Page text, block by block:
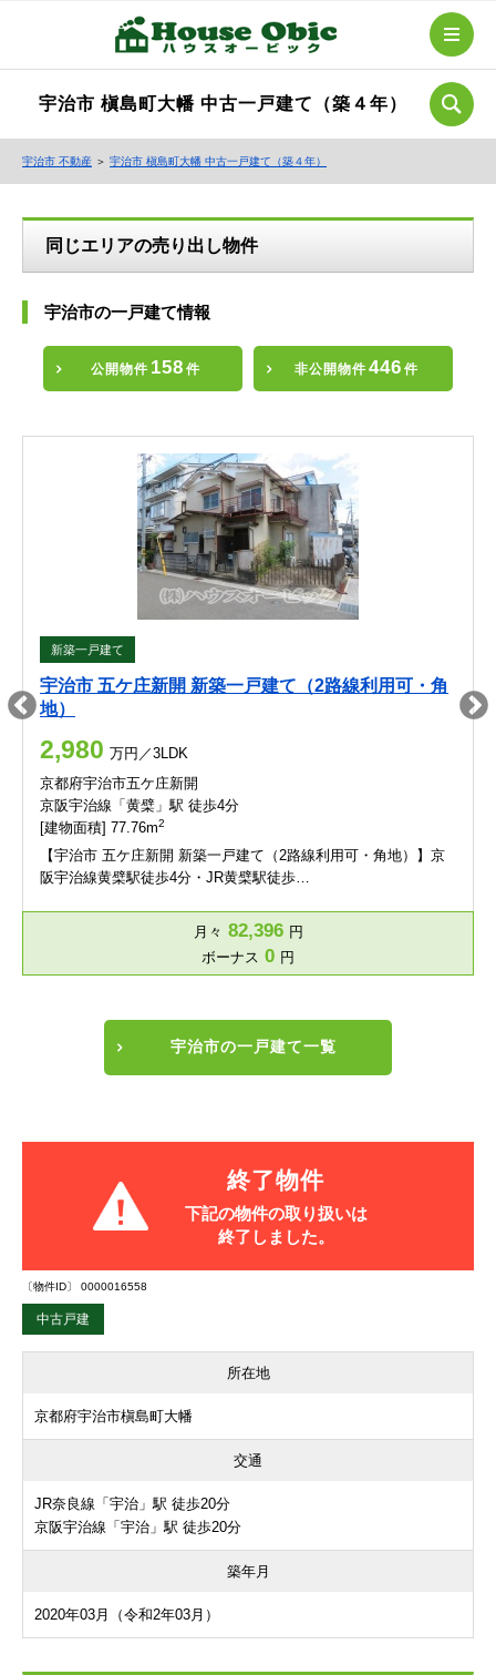
宇治市 槇島町大幡 中古一戸建て（築４年）
宇治市 不動産 ＞ 宇治市 槇島町大幡 中古一戸建て（築４年）
同じエリアの売り出し物件
宇治市の一戸建て情報
公開物件 158 件 非公開物件 446 件
新築一戸建て
宇治市 五ケ庄新開 新築一戸建て（2路線利用可・角
地）
2,980 万円／3LDK
京都府宇治市五ケ庄新開
京阪宇治線「黄檗」駅 徒歩4分
[建物面積] 77.76m2
【宇治市 五ケ庄新開 新築一戸建て（2路線利用可・角地）】京
阪宇治線黄檗駅徒歩4分・JR黄檗駅徒歩…
月々 82,396 円
ボーナス 0 円
宇治市の一戸建て一覧
終了物件
下記の物件の取り扱いは
終了しました。
〔物件ID〕 0000016558
中古戸建
所在地
京都府宇治市槇島町大幡
交通
JR奈良線「宇治」駅 徒歩20分
京阪宇治線「宇治」駅 徒歩20分
築年月
2020年03月（令和2年03月）